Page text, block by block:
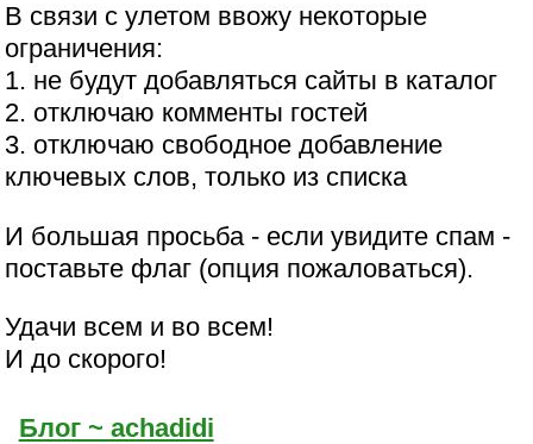
В связи с улетом ввожу некоторые
ограничения:
1. не будут добавляться сайты в каталог
2. отключаю комменты гостей
3. отключаю свободное добавление
ключевых слов, только из списка
И большая просьба - если увидите спам -
поставьте флаг (опция пожаловаться).
Удачи всем и во всем!
И до скорого!
Блог ~ achadidi